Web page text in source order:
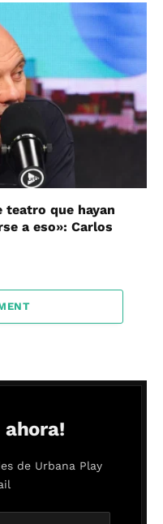
teatro que hayan
a eso»: Carlos
ahora!
de Urbana Play